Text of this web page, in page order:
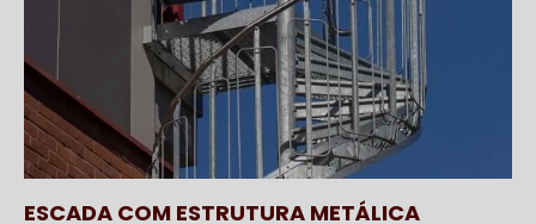
ESCADA COM ESTRUTURA METÁLICA